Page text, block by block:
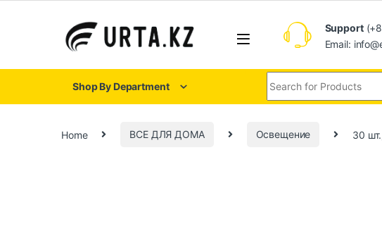
Support
Email:
Shop By Department
Home ВСЕ ДЛЯ ДОМА Освещение 30